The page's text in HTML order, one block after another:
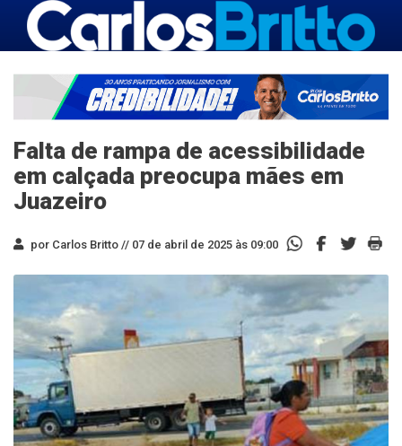
Falta de rampa de acessibilidade
em calçada preocupa mães em
Juazeiro
por Carlos Britto // 07 de abril de 2025 às 09:00